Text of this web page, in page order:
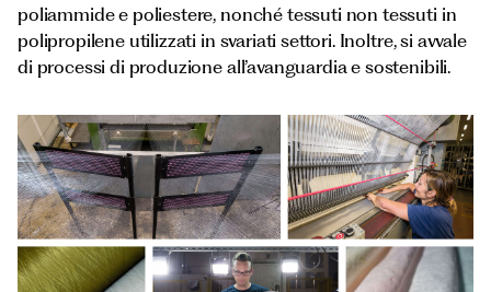
poliammide e poliestere, nonché tessuti non tessuti in
polipropilene utilizzati in svariati settori. Inoltre, si avvale
di processi di produzione all’avanguardia e sostenibili.